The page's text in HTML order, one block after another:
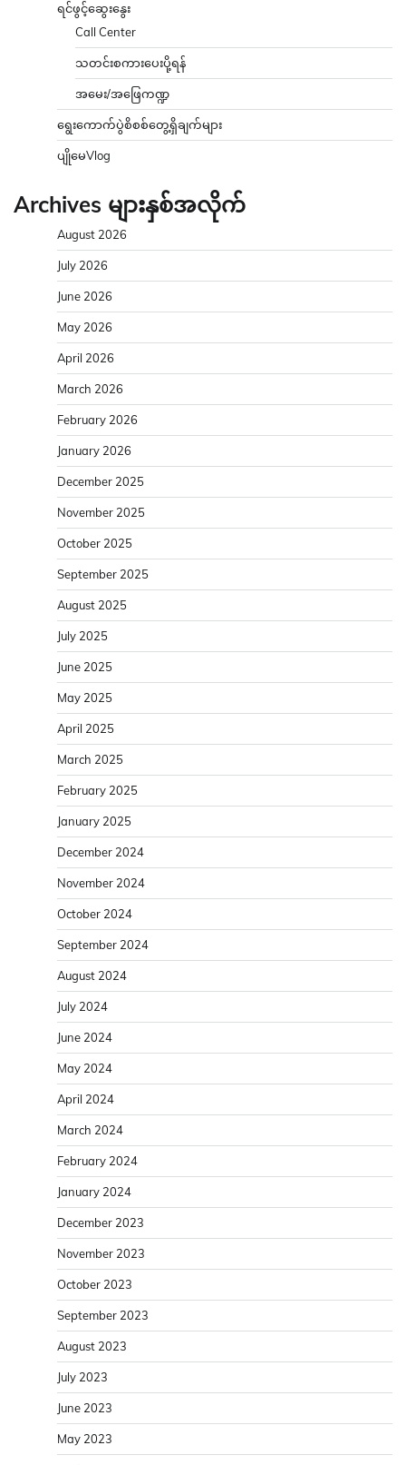
ရင်ဖွင့်ဆွေးနွေး
Call Center
သတင်းစကားပေးပို့ရန်
အမေး/အဖြေကဏ္ဍ
ရွေးကောက်ပွဲစိစစ်တွေ့ရှိချက်များ
ပျိုမေVlog
Archives များနှစ်အလိုက်
August 2026
July 2026
June 2026
May 2026
April 2026
March 2026
February 2026
January 2026
December 2025
November 2025
October 2025
September 2025
August 2025
July 2025
June 2025
May 2025
April 2025
March 2025
February 2025
January 2025
December 2024
November 2024
October 2024
September 2024
August 2024
July 2024
June 2024
May 2024
April 2024
March 2024
February 2024
January 2024
December 2023
November 2023
October 2023
September 2023
August 2023
July 2023
June 2023
May 2023